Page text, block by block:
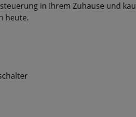
in Ihrem Zuhause und
heute.